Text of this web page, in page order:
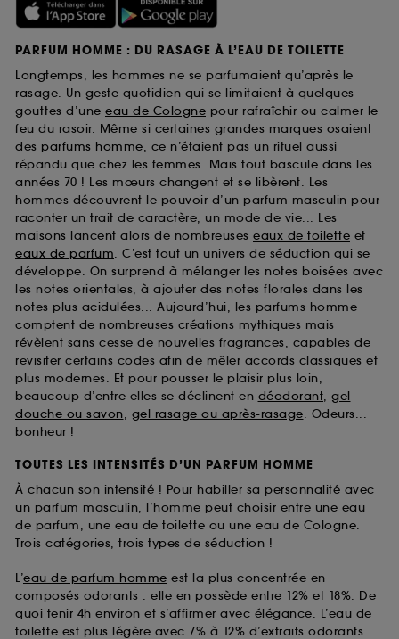
PARFUM HOMME : DU RASAGE À L’EAU DE TOILETTE
Longtemps, les hommes ne se parfumaient qu’après le
rasage. Un geste quotidien qui se limitaient à quelques
gouttes d’une eau de Cologne pour rafraîchir ou calmer le
feu du rasoir. Même si certaines grandes marques osaient
des parfums homme, ce n’étaient pas un rituel aussi
répandu que chez les femmes. Mais tout bascule dans les
années 70 ! Les mœurs changent et se libèrent. Les
hommes découvrent le pouvoir d’un parfum masculin pour
raconter un trait de caractère, un mode de vie... Les
maisons lancent alors de nombreuses eaux de toilette et
eaux de parfum. C’est tout un univers de séduction qui se
développe. On surprend à mélanger les notes boisées avec
les notes orientales, à ajouter des notes florales dans les
notes plus acidulées... Aujourd’hui, les parfums homme
comptent de nombreuses créations mythiques mais
révèlent sans cesse de nouvelles fragrances, capables de
revisiter certains codes afin de mêler accords classiques et
plus modernes. Et pour pousser le plaisir plus loin,
beaucoup d’entre elles se déclinent en déodorant, gel
douche ou savon, gel rasage ou après-rasage. Odeurs...
bonheur !
TOUTES LES INTENSITÉS D’UN PARFUM HOMME
À chacun son intensité ! Pour habiller sa personnalité avec
un parfum masculin, l’homme peut choisir entre une eau
de parfum, une eau de toilette ou une eau de Cologne.
Trois catégories, trois types de séduction !
L’eau de parfum homme est la plus concentrée en
composés odorants : elle en possède entre 12% et 18%. De
quoi tenir 4h environ et s’affirmer avec élégance. L’eau de
toilette est plus légère avec 7% à 12% d’extraits odorants.